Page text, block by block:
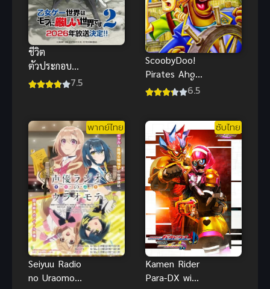
ชีวิต
ตัวประกอบ
ภาค 2 การก
กวนในโลกเกม
จีบหนุ่ม
7.5
ScoobyDoo!
Pirates Ahoy!
(2006) สคูบี้ดู
6.5
พากย์ไทย
Seiyuu Radio
no Uraomote
ซับไทย
Kamen Rider
Para-DX with